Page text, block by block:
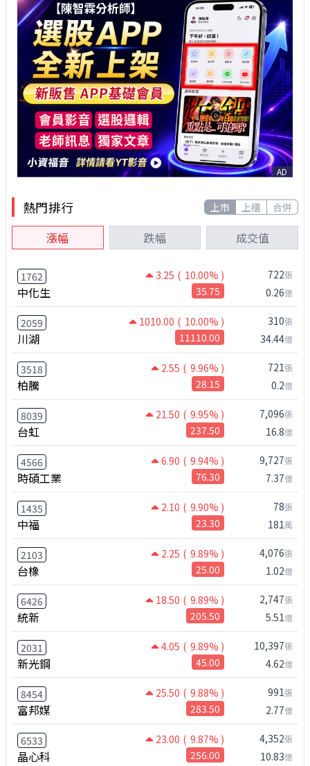
AD
熱門排行 上市 上櫃 合併
漲幅 跌幅 成交值
1762 3.25 ( 10.00% )
中化生 35.75
722張
0.26億
2059 1010.00 ( 10.00% )
川湖 11110.00
310張
34.44億
3518 2.55 ( 9.96% )
柏騰 28.15
721張
0.2億
8039 21.50 ( 9.95% )
台虹 237.50
7,096張
16.8億
4566 6.90 ( 9.94% )
時碩工業 76.30
9,727張
7.37億
1435 2.10 ( 9.90% )
中福 23.30
78張
181萬
2103 2.25 ( 9.89% )
台橡 25.00
4,076張
1.02億
6426 18.50 ( 9.89% )
統新 205.50
2,747張
5.51億
2031 4.05 ( 9.89% )
新光鋼 45.00
10,397張
4.62億
8454 25.50 ( 9.88% )
富邦媒 283.50
991張
2.77億
6533 23.00 ( 9.87% )
晶心科 256.00
4,352張
10.83億